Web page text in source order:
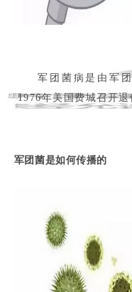
军团菌病是由军
1976年美国费城召开
军团菌是如何传播的